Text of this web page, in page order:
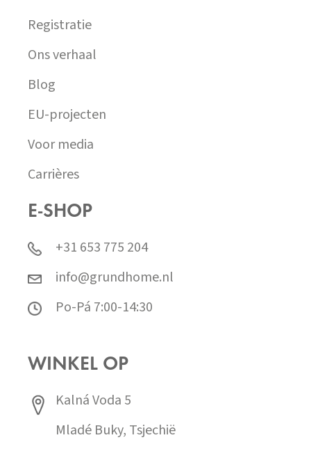
Registratie
Ons verhaal
Blog
EU-projecten
Voor media
Carrières
E-SHOP
+31 653 775 204
info@grundhome.nl
Po-Pá 7:00-14:30
WINKEL OP
Kalná Voda 5
Mladé Buky, Tsjechië